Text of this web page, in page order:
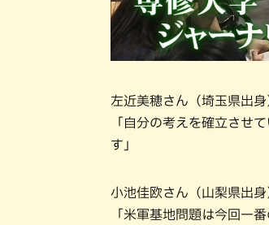
左近美穂さん（埼玉県出身
「自分の考えを確立させ
す」
小池佳欧さん（山梨県出身
「米軍基地問題は今回一